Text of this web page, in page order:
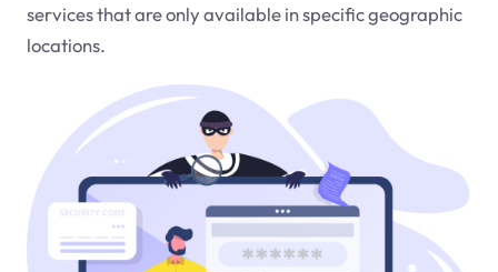
services that are only available in specific geographic
locations.